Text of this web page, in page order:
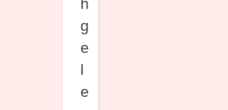
h
g
e
l
e